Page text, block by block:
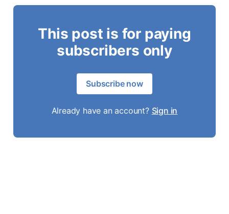
This post is for paying
subscribers only
Subscribe now
Already have an account? Sign in